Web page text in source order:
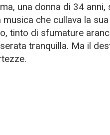
una donna di 34 anni,
che cullava la
tinto di sfumature
tranquilla. Ma il